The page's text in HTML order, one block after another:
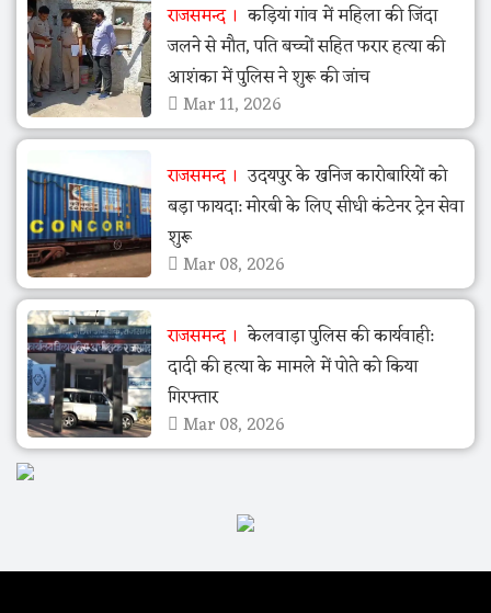
राजसमन्द
कड़ियां गांव में महिला की जिंदा
जलने से मौत, पति बच्चों सहित फरार हत्या की
आशंका में पुलिस ने शुरू की जांच
Mar 11, 2026
राजसमन्द
उदयपुर के खनिज कारोबारियों को
बड़ा फायदा: मोरबी के लिए सीधी कंटेनर ट्रेन सेवा
शुरू
Mar 08, 2026
राजसमन्द
केलवाड़ा पुलिस की कार्यवाही:
दादी की हत्या के मामले में पोते को किया
गिरफ्तार
Mar 08, 2026